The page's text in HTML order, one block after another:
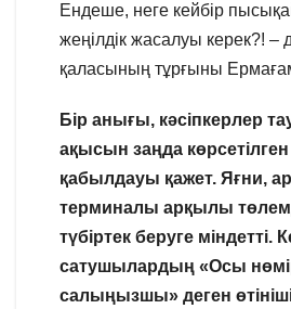
Ендеше, неге кейбір
жеңілдік жасалуы керек?! –
қаласының тұрғыны
Бір анығы, кәсіпкерлер
ақысын заңда
қабылдауы қажет. Яғни,
терминалы арқылы
түбіртек беруге міндетті.
сатушылардың «Осы
салыңызшы» деген